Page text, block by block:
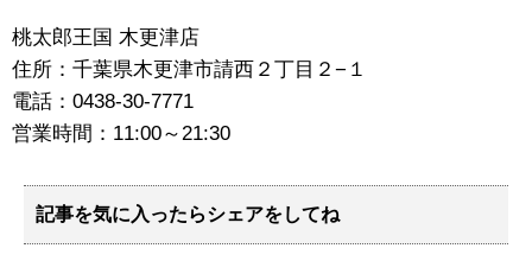
桃太郎王国 木更津店
住所：千葉県木更津市請西２丁目２−１
電話：0438-30-7771
営業時間：11:00～21:30
記事を気に入ったらシェアをしてね